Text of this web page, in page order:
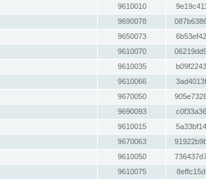
9610010
9690078
9650073
9610070
9610035
9610066
9670050
9690093
9610015
9670063
9610050
9610075